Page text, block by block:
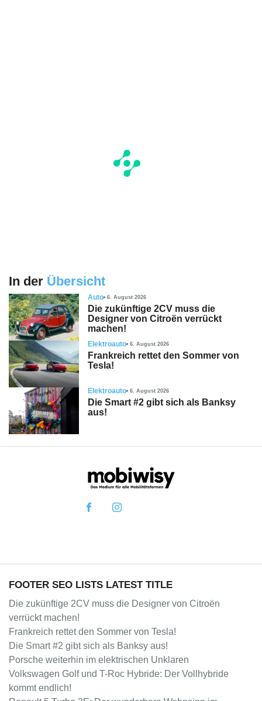
In der Übersicht
Auto 6. August 2026
Die zukünftige 2CV muss die
Designer von Citroën verrückt
machen!
Elektroauto 6. August 2026
Frankreich rettet den Sommer von
Tesla!
Elektroauto 6. August 2026
Die Smart #2 gibt sich als Banksy
aus!
FOOTER SEO LISTS LATEST TITLE
Die zukünftige 2CV muss die Designer von Citroën
verrückt machen!
Frankreich rettet den Sommer von Tesla!
Die Smart #2 gibt sich als Banksy aus!
Porsche weiterhin im elektrischen Unklaren
Volkswagen Golf und T-Roc Hybride: Der Vollhybride
kommt endlich!